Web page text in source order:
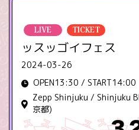
LIVE TICKET
ッスッゴイフェス
2024-03-26
OPEN13:30 / START14:00
Zepp Shinjuku / Shinjuku
京都)